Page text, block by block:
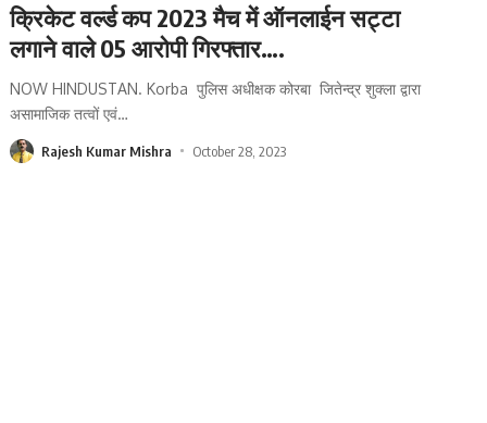
क्रिकेट वर्ल्ड कप 2023 मैच में ऑनलाईन सट्टा
लगाने वाले 05 आरोपी गिरफ्तार….
NOW HINDUSTAN. Korba पुलिस अधीक्षक कोरबा जितेन्द्र शुक्ला द्वारा
असामाजिक तत्वों एवं…
Rajesh Kumar Mishra October 28, 2023